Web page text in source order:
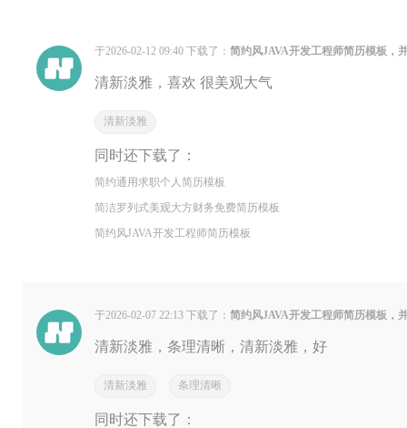
于2026-02-12 09:40 下载了：简约风JAVA开发工程师简历模板，
清新淡雅，喜欢 很美观大气
清新淡雅
同时还下载了：
简约通用求职个人简历模板
简洁罗列式美观大方财务免费简历模板
简约风JAVA开发工程师简历模板
于2026-02-07 22:13 下载了：简约风JAVA开发工程师简历模板，
清新淡雅，条理清晰，清新淡雅，好
清新淡雅 条理清晰
同时还下载了：